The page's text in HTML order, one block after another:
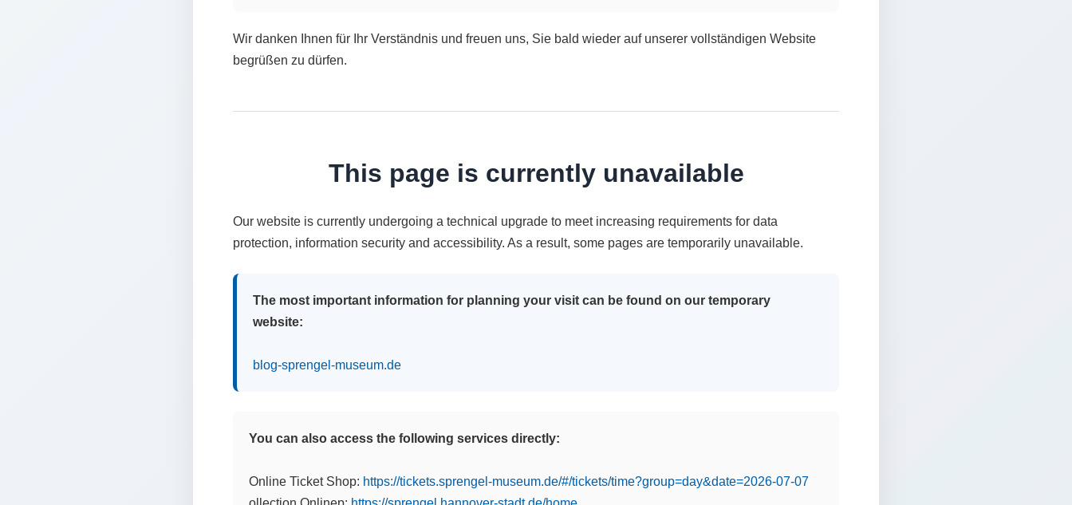
Wir danken Ihnen für Ihr Verständnis und freuen uns, Sie bald wieder auf unserer vollständigen Website
begrüßen zu dürfen.
This page is currently unavailable
Our website is currently undergoing a technical upgrade to meet increasing requirements for data
protection, information security and accessibility. As a result, some pages are temporarily unavailable.
The most important information for planning your visit can be found on our temporary
website:
blog-sprengel-museum.de
You can also access the following services directly:
Online Ticket Shop: https://tickets.sprengel-museum.de/#/tickets/time?group=day&date=2026-07-07